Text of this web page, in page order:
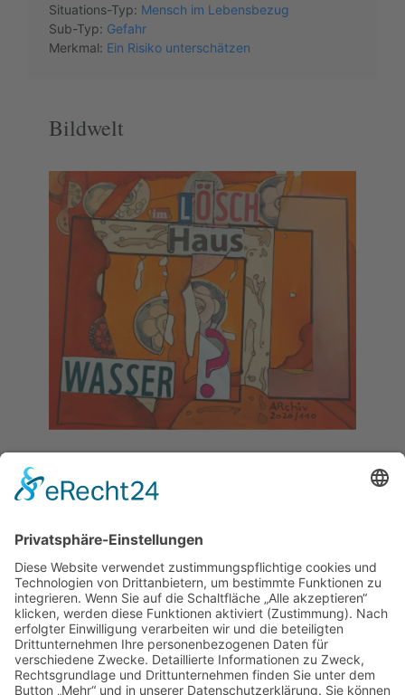
Situations-Typ: Mensch im Lebensbezug
Sub-Typ: Gefahr
Merkmal: Ein Risiko unterschätzen
Bildwelt
Bildelemente
Konkret:Feuer- Charakter:
Nr. 2:Erde
Konkret:Haus- Charakter:sicher